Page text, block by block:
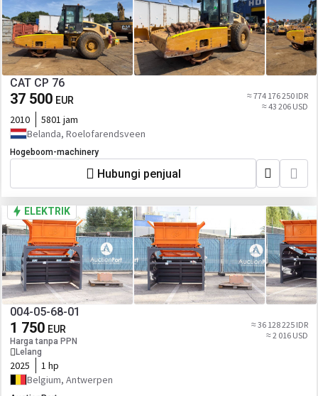
CAT CP 76
37 500 EUR
≈ 774 176 250 IDR
≈ 43 206 USD
2010
5801 jam
Belanda, Roelofarendsveen
Hogeboom-machinery
Hubungi penjual
ELEKTRIK
004-05-68-01
1 750 EUR
Harga tanpa PPN
Lelang
≈ 36 128 225 IDR
≈ 2 016 USD
2025
1 hp
Belgium, Antwerpen